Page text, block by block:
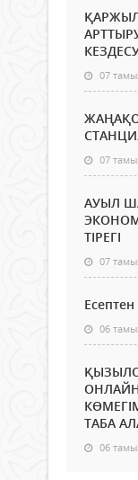
07
07
АУЫЛ
ТІРЕГІ
07
06
ТАБА
06